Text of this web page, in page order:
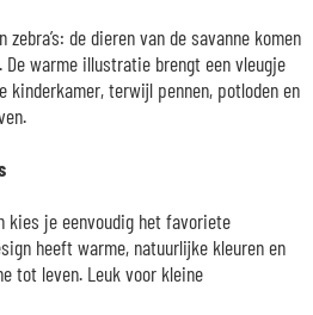
de dieren van de savanne komen
De warme illustratie brengt een vleugje
kinderkamer, terwijl pennen, potloden en
kies je eenvoudig het favoriete
heeft warme, natuurlijke kleuren en
tot leven. Leuk voor kleine